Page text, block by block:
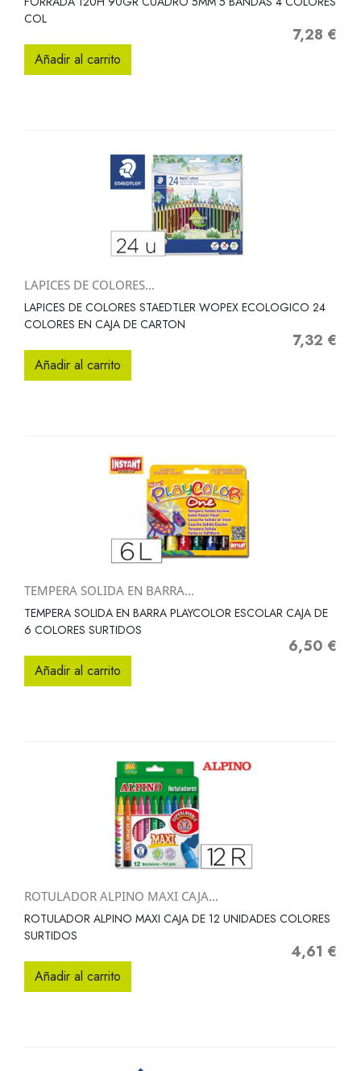
COL
Precio
7,28 €
Añadir al carrito
LAPICES DE COLORES...
LAPICES DE COLORES STAEDTLER WOPEX ECOLOGICO 24
COLORES EN CAJA DE CARTON
Precio
7,32 €
Añadir al carrito
TEMPERA SOLIDA EN BARRA...
TEMPERA SOLIDA EN BARRA PLAYCOLOR ESCOLAR CAJA DE
6 COLORES SURTIDOS
Precio
6,50 €
Añadir al carrito
ROTULADOR ALPINO MAXI CAJA...
ROTULADOR ALPINO MAXI CAJA DE 12 UNIDADES COLORES
SURTIDOS
Precio
4,61 €
Añadir al carrito